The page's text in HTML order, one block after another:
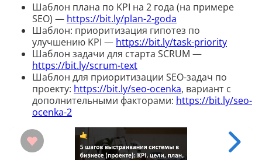
Шаблон плана по KPI на 2 года (на примере
SEO) — https://bit.ly/plan-2-goda
Шаблон: приоритизация гипотез по
улучшению KPI — https://bit.ly/task-priority
Шаблон задачи для старта SCRUM —
https://bit.ly/scrum-text
Шаблон для приоритизации SEO-задач по
проекту: https://bit.ly/seo-ocenka, вариант с
дополнительными факторами: https://bit.ly/seo-
ocenka-2